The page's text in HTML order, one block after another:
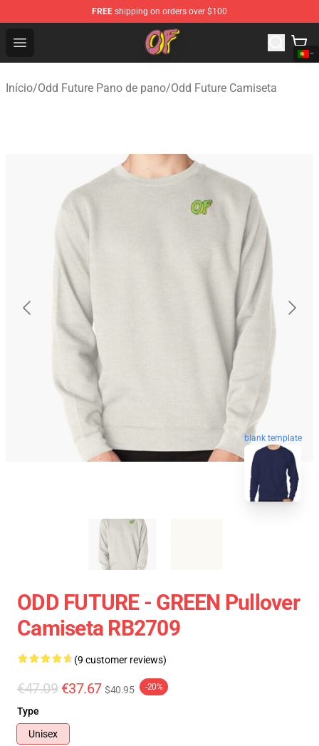
FREE shipping on orders over $100
Open menu
Odd Future Shop - Official Odd Future Merchandise Store
Início/Odd Future Pano de pano/Odd Future Camiseta
blank template
ODD FUTURE - GREEN Pullover
Camiseta RB2709
(9 customer reviews)
€47.09 €37.67 $40.95 -20%
Type
Unisex